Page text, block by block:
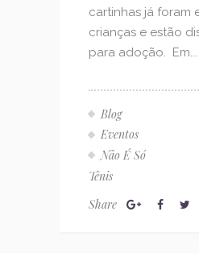
cartinhas já foram
crianças e estão
para adoção. Em...
Blog
Eventos
Não É Só
Tênis
Share